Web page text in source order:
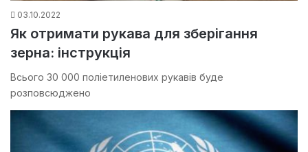
03.10.2022
Як отримати рукава для зберігання
зерна: інструкція
Всього 30 000 поліетиленових рукавів буде
розповсюджено